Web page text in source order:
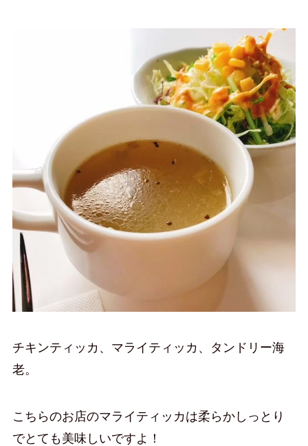
チキンティッカ、マライティッカ、タンドリー海
老。
こちらのお店のマライティッカは柔らかしっとり
でとても美味しいですよ！